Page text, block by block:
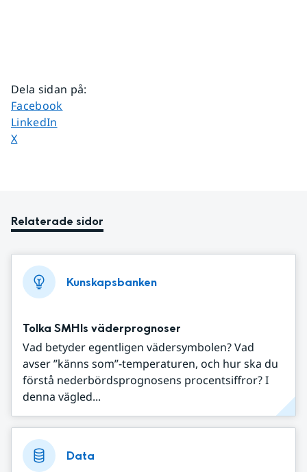
Dela sidan på:
Dela sidan på
Facebook
Dela sidan på
LinkedIn
Dela sidan på
X
Relaterade sidor
Kunskapsbanken
Tolka SMHIs väderprognoser
Vad betyder egentligen vädersymbolen? Vad
avser ”känns som”-temperaturen, och hur ska du
förstå nederbördsprognosens procentsiffror? I
denna vägled...
Data